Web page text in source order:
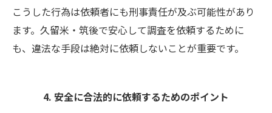
こうした行為は依頼者にも刑事責任が及ぶ可能性があり
ます。久留米・筑後で安心して調査を依頼するために
も、違法な手段は絶対に依頼しないことが重要です。
4. 安全に合法的に依頼するためのポイント